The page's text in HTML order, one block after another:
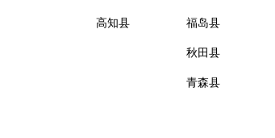
高知县 福岛县
秋田县
青森县